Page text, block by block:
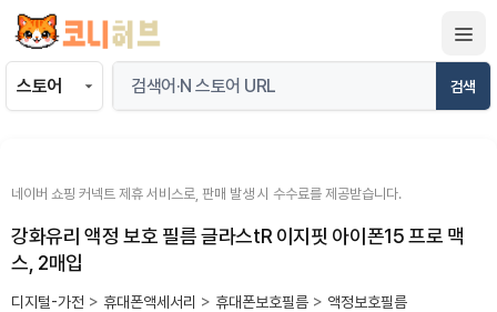
츠
검색
네이버 쇼핑 커넥트 제휴 서비스로, 판매 발생 시 수수료를 제공받습니다.
강화유리 액정 보호 필름 글라스tR 이지핏 아이폰15 프로 맥
스, 2매입
디지털-가전 > 휴대폰액세서리 > 휴대폰보호필름 > 액정보호필름